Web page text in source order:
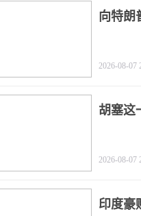
向特朗
2026-08-07
胡塞这
2026-08-07
印度豪